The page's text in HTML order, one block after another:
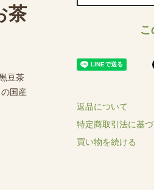
茶
豆茶
国産
返品について
特定商取引法に基
買い物を続ける